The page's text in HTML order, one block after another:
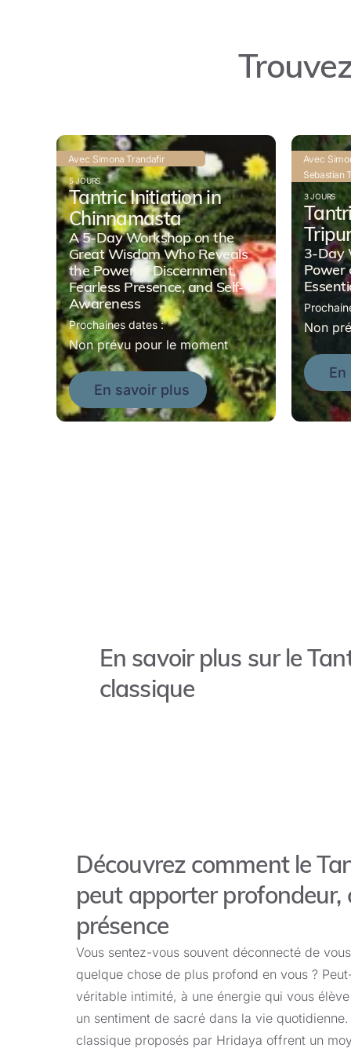
Avec Simona Trandafir
5 JOURS
Tantric Initiation in
Chinnamasta
A 5-Day Workshop on the
Great Wisdom Who Reveals
the Power of Discernment,
Fearless Presence, and Self-
Awareness
Prochaines dates :
Non prévu pour le moment
En savoir plus
Avec
Sebastian
3 JOURS
3-Day
Power
Non
En savoir plus sur le
classique
Découvrez comment le
peut apporter profondeur,
présence
Vous sentez-vous souvent déconnecté de
quelque chose de plus profond en vous ?
véritable intimité, à une énergie qui vous
un sentiment de sacré dans la vie
classique proposés par Hridaya offrent un